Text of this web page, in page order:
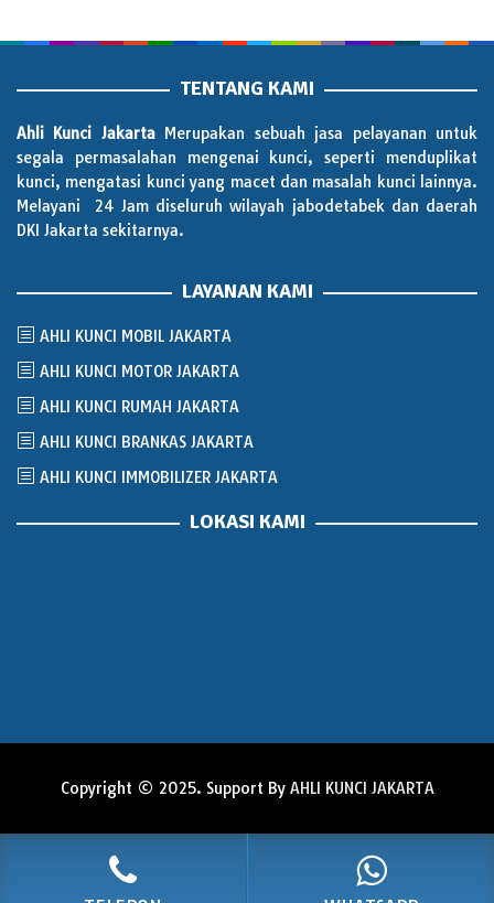
TENTANG KAMI
Ahli Kunci JakartaMerupakan sebuah jasa pelayanan untuk
segala permasalahan mengenai kunci, seperti menduplikat
kunci, mengatasi kunci yang macet dan masalah kunci lainnya.
Melayani 24 Jam diseluruh wilayah jabodetabek dan daerah
DKI Jakarta sekitarnya.
LAYANAN KAMI
AHLI KUNCI MOBIL JAKARTA
AHLI KUNCI MOTOR JAKARTA
AHLI KUNCI RUMAH JAKARTA
AHLI KUNCI BRANKAS JAKARTA
AHLI KUNCI IMMOBILIZER JAKARTA
LOKASI KAMI
Copyright © 2025. Support By AHLI KUNCI JAKARTA